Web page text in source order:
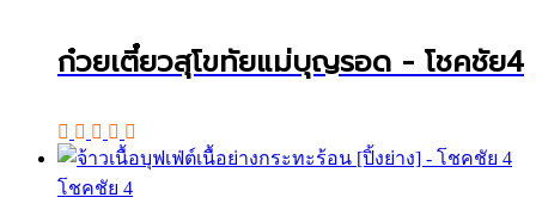
ก๋วยเตี๋ยวสุโขทัยแม่บุญรอด - โชคชัย4
โชคชัย 4